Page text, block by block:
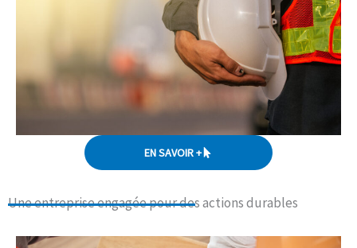
EN SAVOIR +
Une entreprise engagée pour des actions durables​